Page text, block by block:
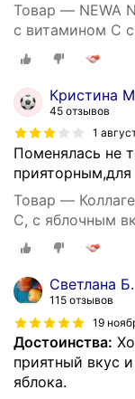
Товар — NEWA
с витамином С
200г
Кристина
45 отзывов
1
Поменялась не
Товар —
С, с яблочным
Светлана Б.
115 отзывов
19
Достоинства:
приятный вкус
яблока.